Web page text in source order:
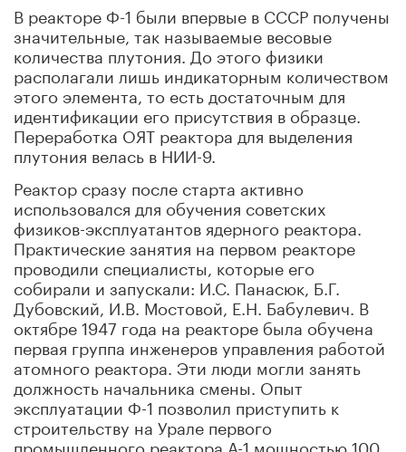
В реакторе Ф-1 были впервые в СССР получены
значительные, так называемые весовые
количества плутония. До этого физики
располагали лишь индикаторным количеством
этого элемента, то есть достаточным для
идентификации его присутствия в образце.
Переработка ОЯТ реактора для выделения
плутония велась в НИИ-9.
Реактор сразу после старта активно
использовался для обучения советских
физиков-эксплуатантов ядерного реактора.
Практические занятия на первом реакторе
проводили специалисты, которые его
собирали и запускали: И.С. Панасюк, Б.Г.
Дубовский, И.В. Мостовой, Е.Н. Бабулевич. В
октябре 1947 года на реакторе была обучена
первая группа инженеров управления работой
атомного реактора. Эти люди могли занять
должность начальника смены. Опыт
эксплуатации Ф-1 позволил приступить к
строительству на Урале первого
промышленного реактора А-1 мощностью 100